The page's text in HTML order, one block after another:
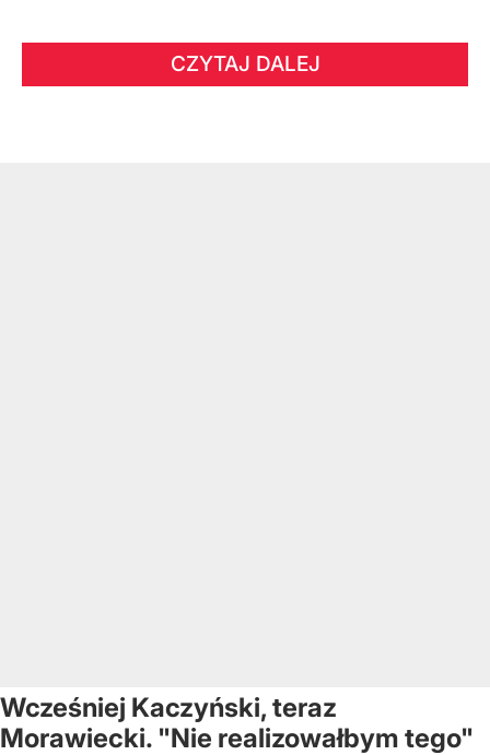
CZYTAJ DALEJ
Wcześniej Kaczyński, teraz
Morawiecki. "Nie realizowałbym tego"